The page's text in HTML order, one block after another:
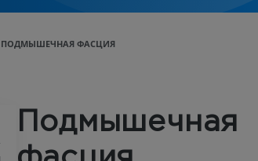
ПОДМЫШЕЧНАЯ ФАСЦИЯ
Подмышечная